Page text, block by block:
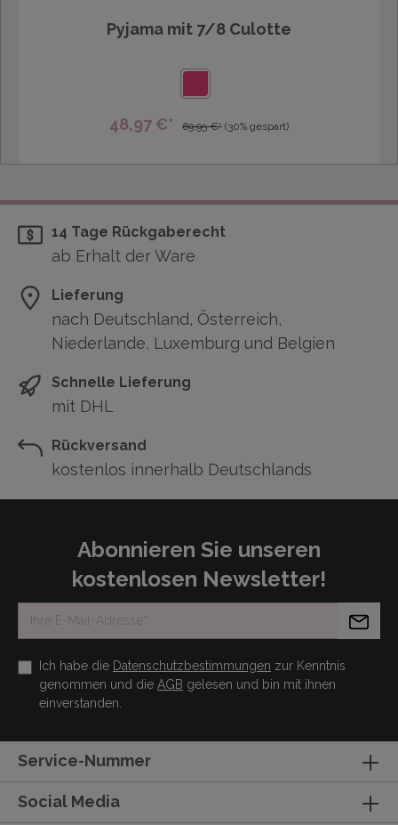
Pyjama mit 7/8 Culotte
48,97 €* 69,95 €* (30% gespart)
14 Tage Rückgaberecht
ab Erhalt der Ware
Lieferung
nach Deutschland, Österreich,
Niederlande, Luxemburg und Belgien
Schnelle Lieferung
mit DHL
Rückversand
kostenlos innerhalb Deutschlands
Abonnieren Sie unseren
kostenlosen Newsletter!
Ich habe die Datenschutzbestimmungen zur Kenntnis
genommen und die AGB gelesen und bin mit ihnen
einverstanden.
Service-Nummer
Social Media